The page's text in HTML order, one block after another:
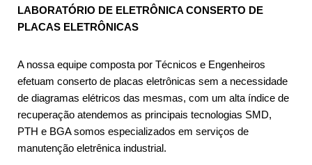
LABORATÓRIO DE ELETRÔNICA CONSERTO DE
PLACAS ELETRÔNICAS
A nossa equipe composta por Técnicos e Engenheiros
efetuam conserto de placas eletrônicas sem a necessidade
de diagramas elétricos das mesmas, com um alta índice de
recuperação atendemos as principais tecnologias SMD,
PTH e BGA somos especializados em serviços de
manutenção eletrênica industrial.